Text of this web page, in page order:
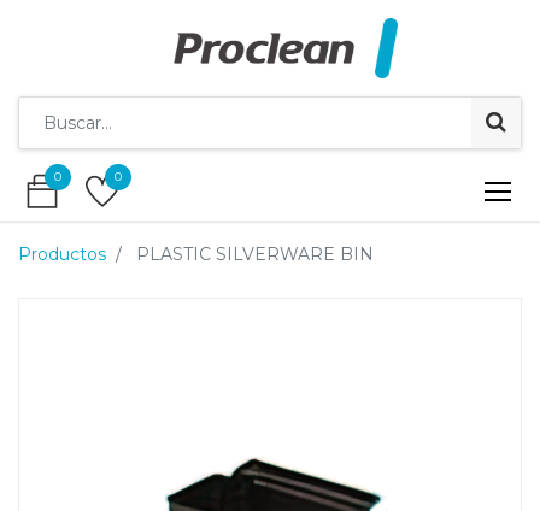
0 0
0 0
Productos PLASTIC SILVERWARE BIN